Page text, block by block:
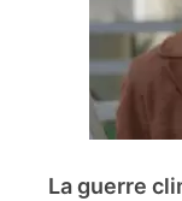
La guerre